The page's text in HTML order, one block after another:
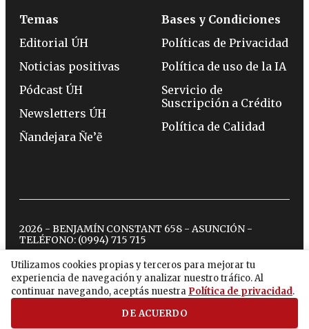
Utilizamos cookies propias y terceros para mejorar tu
experiencia de navegación y analizar nuestro tráfico. Al
continuar navegando, aceptás nuestra Política de privacidad.
DE ACUERDO
Temas
Editorial ÚH
Noticias positivas
Pódcast ÚH
Newsletters ÚH
Ñandejara Ñe’ẽ
Bases y Condiciones
Políticas de Privacidad
Política de uso de la IA
Servicio de
Suscripción a Crédito
Política de Calidad
2026 - BENJAMÍN CONSTANT 658 - ASUNCIÓN -
TELÉFONO: (0994) 715 715
twitterinstagram
facebook
tiktokyoutubespotify